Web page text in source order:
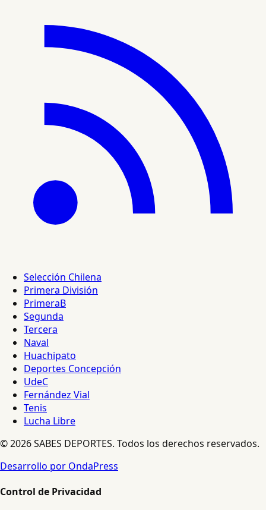
Selección Chilena
Primera División
PrimeraB
Segunda
Tercera
Naval
Huachipato
Deportes Concepción
UdeC
Fernández Vial
Tenis
Lucha Libre
© 2026 SABES DEPORTES. Todos los derechos reservados.
Desarrollo por OndaPress
Control de Privacidad